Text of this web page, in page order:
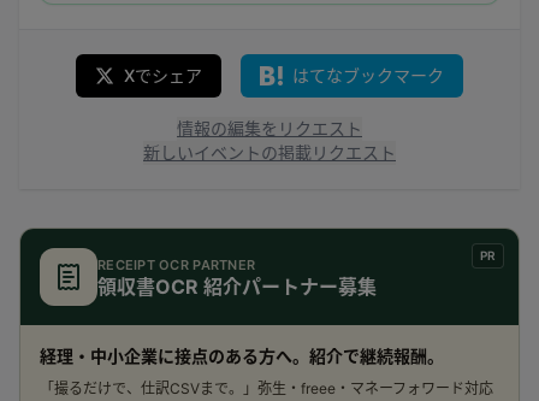
Xでシェア はてなブックマーク
情報の編集をリクエスト
新しいイベントの掲載リクエスト
PR
RECEIPT OCR PARTNER
領収書OCR 紹介パートナー募集
経理・中小企業に接点のある方へ。紹介で継続報酬。
「撮るだけで、仕訳CSVまで。」弥生・freee・マネーフォワード対応